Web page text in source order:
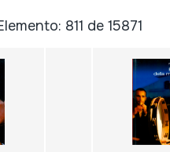
811 de 15871